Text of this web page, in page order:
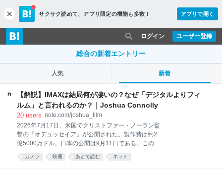
c
l
o
s
サクサク読めて、 アプリ限定の機能も多数！ アプリで開く
ユーザー登録
ログイン
総合の新着エントリー
人気 新着
【解説】IMAXは結局何が凄いの？なぜ「デジタルよりフィ
ルム」と言われるのか？｜Joshua Connolly
20 users note.com/joshua_film
2026年7月17日、米国でクリストファー・ノーラン監
督の『オデュッセイア』が公開された。製作費は約2
億5000万ドル。日本の公開は9月11日である。この映
画には、映画史上「初」の肩書きがひとつ付いてい
る。全編がIMAXフィルムカメラで撮影された、史上最
カメラ 映画 あとで読む ネット